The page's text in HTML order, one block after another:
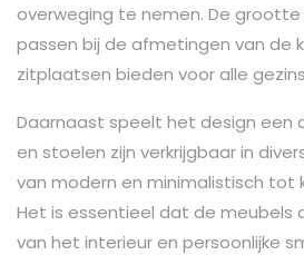
overweging te nemen. De
passen bij de afmetingen van de
zitplaatsen bieden voor alle
Daarnaast speelt het design een
en stoelen zijn verkrijgbaar in
van modern en minimalistisch tot
Het is essentieel dat de meubels
van het interieur en persoonlijke